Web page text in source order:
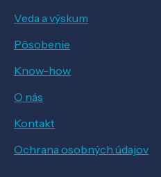
Veda a výskum
Pôsobenie
Know-how
O nás
Kontakt
Ochrana osobných údajov